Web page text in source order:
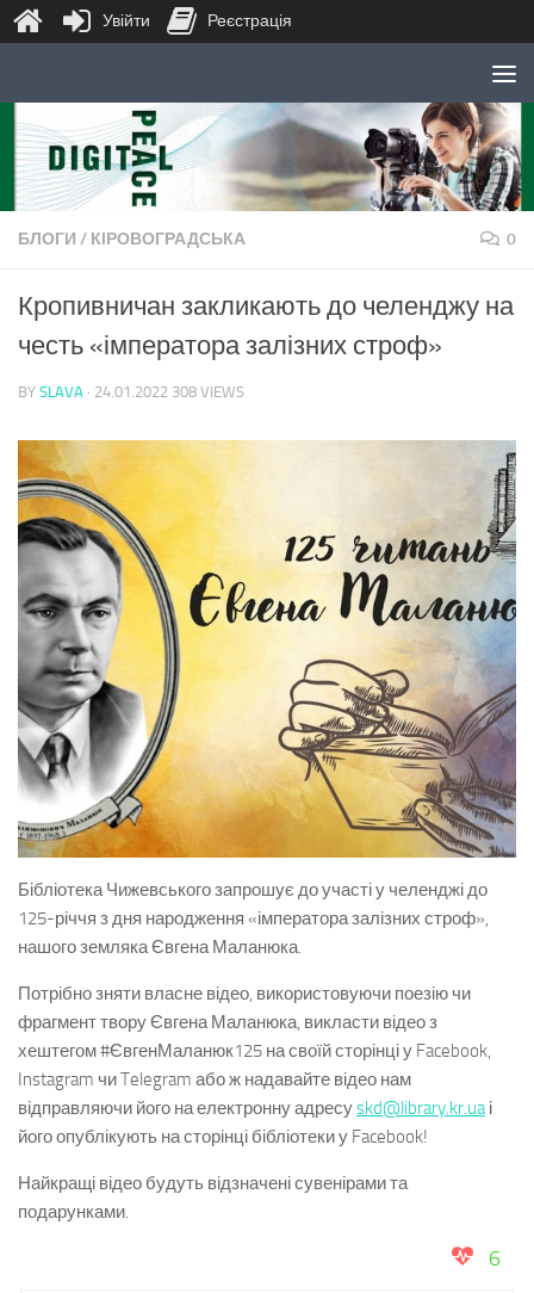
Skip to content
БЛОГИ / КІРОВОГРАДСЬКА 0
Кропивничан закликають до челенджу на
честь «імператора залізних строф»
BY SLAVA · 24.01.2022 308 VIEWS
Бібліотека Чижевського запрошує до участі у челенджі до
125-річчя з дня народження «імператора залізних строф»,
нашого земляка Євгена Маланюка.
Потрібно зняти власне відео, використовуючи поезію чи
фрагмент твору Євгена Маланюка, викласти відео з
хештегом #ЄвгенМаланюк125 на своїй сторінці у Facebook,
Instagram чи Telegram або ж надавайте відео нам
відправляючи його на електронну адресуskd@library.kr.uaі
його опублікують на сторінці бібліотеки у Facebook!
Найкращі відео будуть відзначені сувенірами та
подарунками.
6
Увійти Реєстрація